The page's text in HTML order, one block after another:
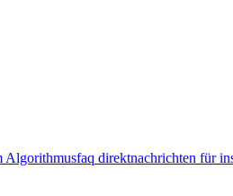
Algorithmusfaq direktnachrichten für